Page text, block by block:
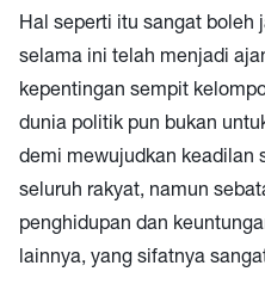
Hal seperti itu sangat boleh
selama ini telah menjadi
kepentingan sempit
dunia politik pun bukan
demi mewujudkan keadilan
seluruh rakyat, namun
penghidupan dan
lainnya, yang sifatnya